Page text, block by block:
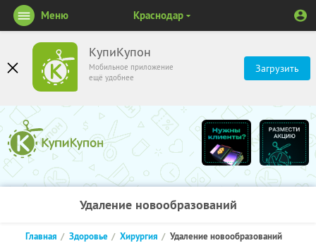
КупиКупон
Мобильное приложение
ещё удобнее
Загрузить
Меню Краснодар
Удаление новообразований
Главная Здоровье Хирургия Удаление новообразований